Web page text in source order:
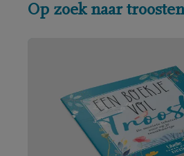
Op zoek naar